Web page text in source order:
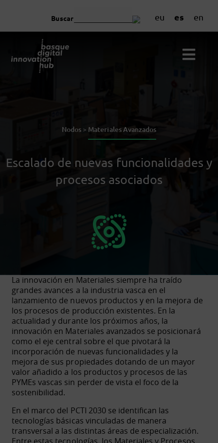
eu es en
Buscar
Nodos > Materiales Avanzados
Escalado de nuevas funcionalidades y
procesos asociados
La innovación en Materiales siempre ha traído
grandes avances a la industria vasca en el
lanzamiento de nuevos productos y en la mejora de
los procesos de producción existentes. En la
actualidad y durante los próximos años, la
innovación en Materiales avanzados se posicionará
como el eje central sobre el que pivotará la
incorporación de nuevas funcionalidades y la
mejora de sus propiedades dotando de un mayor
valor añadido a los productos y procesos de las
PYMEs vascas sin perder de vista el foco de la
sostenibilidad.
En el marco del PCTI 2030 se identifican las
tecnologías básicas vinculadas de manera
transversal a las distintas áreas de especialización.